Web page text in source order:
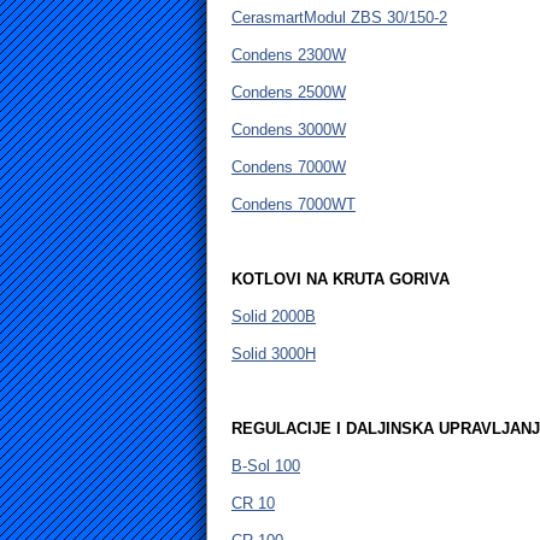
CerasmartModul ZBS 30/150-2
Condens 2300W
Condens 2500W
Condens 3000W
Condens 7000W
Condens 7000WT
KOTLOVI NA KRUTA GORIVA
Solid 2000B
Solid 3000H
REGULACIJE I DALJINSKA
B-Sol 100
CR 10